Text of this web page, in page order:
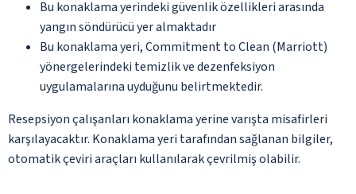
Bu konaklama yerindeki güvenlik özellikleri arasında
yangın söndürücü yer almaktadır
Bu konaklama yeri, Commitment to Clean (Marriott)
yönergelerindeki temizlik ve dezenfeksiyon
uygulamalarına uyduğunu belirtmektedir.
Resepsiyon çalışanları konaklama yerine varışta misafirleri
karşılayacaktır. Konaklama yeri tarafından sağlanan bilgiler,
otomatik çeviri araçları kullanılarak çevrilmiş olabilir.